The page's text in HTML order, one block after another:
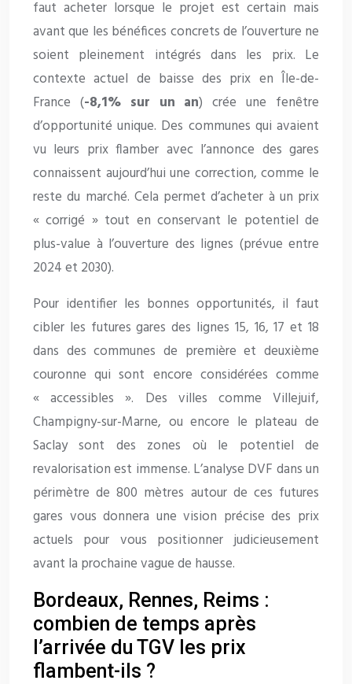
faut acheter lorsque le projet est certain mais
avant que les bénéfices concrets de l’ouverture ne
soient pleinement intégrés dans les prix. Le
contexte actuel de baisse des prix en Île-de-
France (-8,1% sur un an) crée une fenêtre
d’opportunité unique. Des communes qui avaient
vu leurs prix flamber avec l’annonce des gares
connaissent aujourd’hui une correction, comme le
reste du marché. Cela permet d’acheter à un prix
« corrigé » tout en conservant le potentiel de
plus-value à l’ouverture des lignes (prévue entre
2024 et 2030).
Pour identifier les bonnes opportunités, il faut
cibler les futures gares des lignes 15, 16, 17 et 18
dans des communes de première et deuxième
couronne qui sont encore considérées comme
« accessibles ». Des villes comme Villejuif,
Champigny-sur-Marne, ou encore le plateau de
Saclay sont des zones où le potentiel de
revalorisation est immense. L’analyse DVF dans un
périmètre de 800 mètres autour de ces futures
gares vous donnera une vision précise des prix
actuels pour vous positionner judicieusement
avant la prochaine vague de hausse.
Bordeaux, Rennes, Reims :
combien de temps après
l’arrivée du TGV les prix
flambent-ils ?